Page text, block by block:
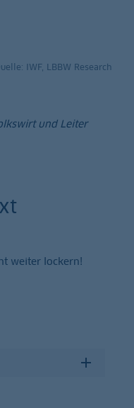
IWF, LBBW Research
und Leiter
weiter lockern!